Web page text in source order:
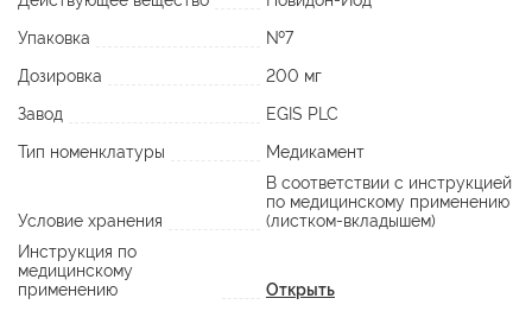
Упаковка
№7
Дозировка
200 мг
Завод
EGIS PLC
Тип номенклатуры
Медикамент
Условие хранения
В соответствии с инструкцией
по медицинскому применению
(листком-вкладышем)
Инструкция по
медицинскому
применению
Открыть